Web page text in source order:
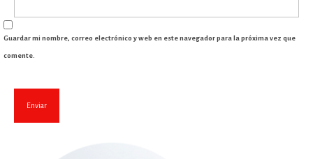
Guardar mi nombre, correo electrónico y web en este navegador para la próxima vez que
comente.